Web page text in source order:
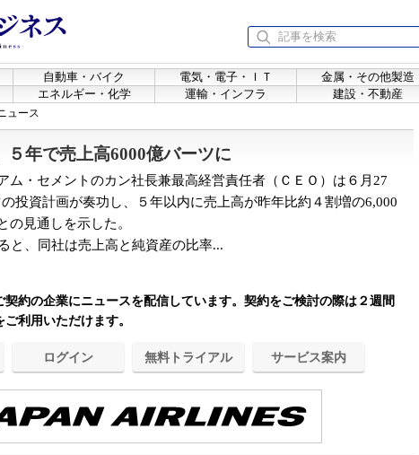
自動車・バイク 電気・電子・ＩＴ 金属・その他製造
エネルギー・化学 運輸・インフラ 建設・不動産
ュース
５年で売上高6000億バーツに
・セメントのカン社長兼最高経営責任者（ＣＥＯ）は６月27
投資計画が奏功し、５年以内に売上高が昨年比約４割増の6,000
の見通しを示した。
と、同社は売上高と純資産の比率...
約の企業にニュースを配信しています。契約をご検討の際は２週間
利用いただけます。
ログイン 無料トライアル サービス案内